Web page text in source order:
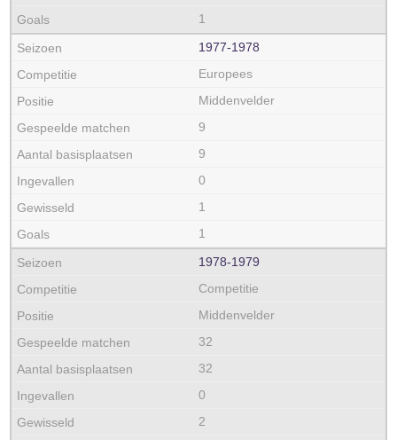
1
1977‑1978
Europees
Middenvelder
9
9
0
1
1
1978‑1979
Competitie
Middenvelder
32
32
0
2